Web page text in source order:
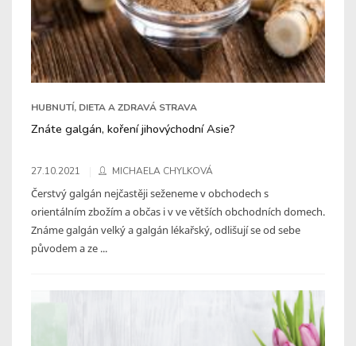
HUBNUTÍ, DIETA A ZDRAVÁ STRAVA
Znáte galgán, koření jihovýchodní Asie?
27.10.2021 MICHAELA CHYLKOVÁ
Čerstvý galgán nejčastěji seženeme v obchodech s
orientálním zbožím a občas i v ve větších obchodních domech.
Známe galgán velký a galgán lékařský, odlišují se od sebe
původem a ze ...